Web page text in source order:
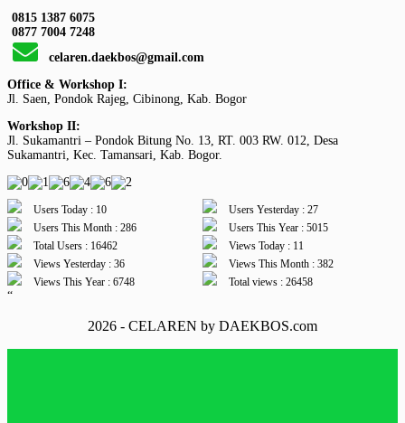
0815 1387 6075
0877 7004 7248
celaren.daekbos@gmail.com
Office & Workshop I:
Jl. Saen, Pondok Rajeg, Cibinong, Kab. Bogor
Workshop II:
Jl. Sukamantri – Pondok Bitung No. 13, RT. 003 RW. 012, Desa
Sukamantri, Kec. Tamansari, Kab. Bogor.
Users Today : 10
Users Yesterday : 27
Users This Month : 286
Users This Year : 5015
Total Users : 16462
Views Today : 11
Views Yesterday : 36
Views This Month : 382
Views This Year : 6748
Total views : 26458
“
2026 - CELAREN by DAEKBOS.com